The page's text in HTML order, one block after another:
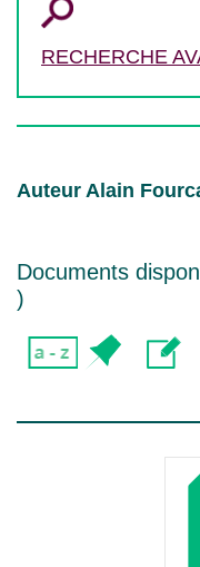
RECHERCHE
Auteur Alain
Documents
)